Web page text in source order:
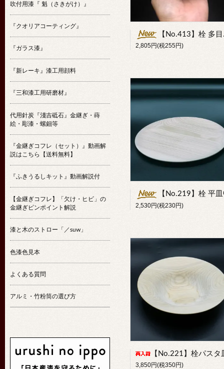
【No.413】栓 多目的ボウル大
2,805円(税255円)
【No.219】栓 平
2,530円(税230円)
【No.221】栓パスタ
3,850円(税350円)
吹付用漆『 魁（さきがけ）』
『クオリアコーティング』
『ガラス漆』
『新レーキ』漆工用顔料
『三和漆工用研磨材』
代用針炭『淺吉砥石』金継ぎ・蒔
絵・彫漆・螺鈿等
『金継ぎコフレ（セット）』動画解
説はこちら【送料無料】
『ふきうるしキット』動画解説付
【金継ぎコフレ】「欠け・ヒビ」の
金継ぎピンポイント解説
漆と木のストロー「／suw」
色漆色見本
よくある質問
アルミ・竹粉筒の選び方